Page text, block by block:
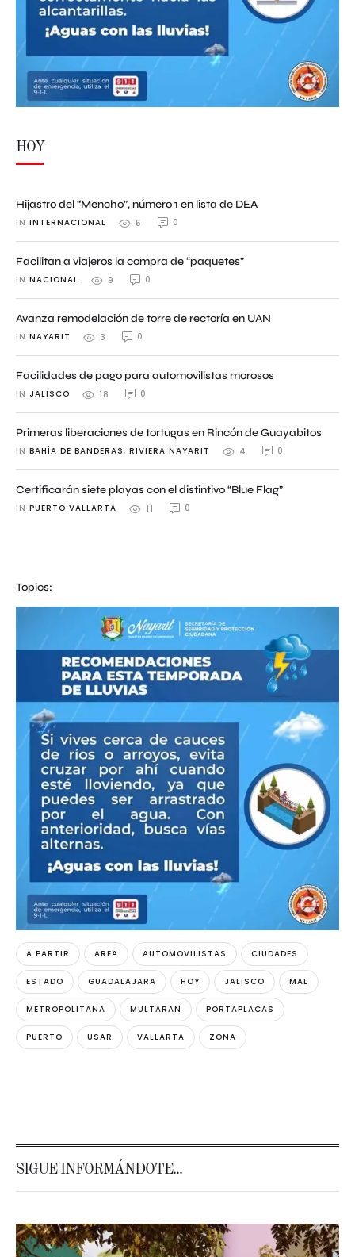
HOY
Hijastro del “Mencho”, número 1 en lista de DEA
IN INTERNACIONAL 5 0
Facilitan a viajeros la compra de “paquetes”
IN NACIONAL 9 0
Avanza remodelación de torre de rectoría en UAN
IN NAYARIT 3 0
Facilidades de pago para automovilistas morosos
IN JALISCO 18 0
Primeras liberaciones de tortugas en Rincón de Guayabitos
IN BAHÍA DE BANDERAS, RIVIERA NAYARIT 4 0
Certificarán siete playas con el distintivo “Blue Flag”
IN PUERTO VALLARTA 11 0
Topics:
A PARTIR AREA AUTOMOVILISTAS CIUDADES
ESTADO GUADALAJARA HOY JALISCO MAL
METROPOLITANA MULTARAN PORTAPLACAS
PUERTO USAR VALLARTA ZONA
SIGUE INFORMÁNDOTE...